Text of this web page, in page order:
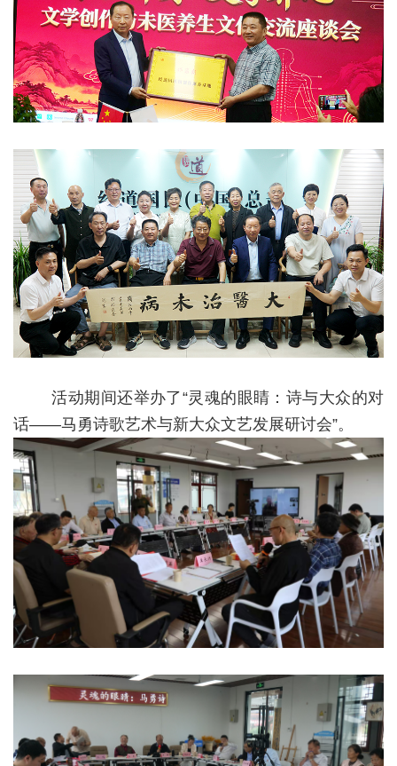
活动期间还举办了“灵魂的眼睛：诗与大众的对
话——马勇诗歌艺术与新大众文艺发展研讨会”。